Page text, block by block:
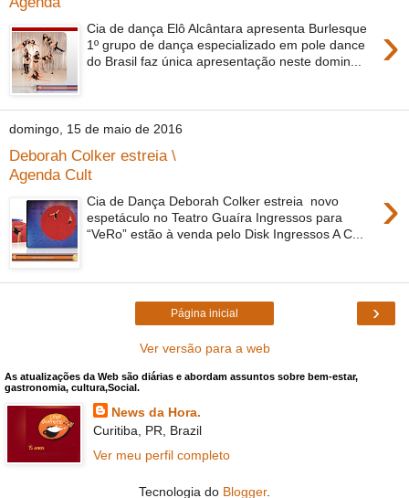
›
Cia de dança Elô Alcântara apresenta Burlesque
1º grupo de dança especializado em pole dance
do Brasil faz única apresentação neste domin...
domingo, 15 de maio de 2016
Deborah Colker estreia \
Agenda Cult
›
Cia de Dança Deborah Colker estreia novo
espetáculo no Teatro Guaíra Ingressos para
“VeRo” estão à venda pelo Disk Ingressos A C...
›
Página inicial
Ver versão para a web
As atualizações da Web são diárias e abordam assuntos sobre bem-estar,
gastronomia, cultura,Social.
News da Hora.
Curitiba, PR, Brazil
Ver meu perfil completo
Tecnologia do Blogger.